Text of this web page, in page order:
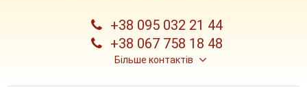
+38 095 032 21 44
+38 067 758 18 48
Більше контактів